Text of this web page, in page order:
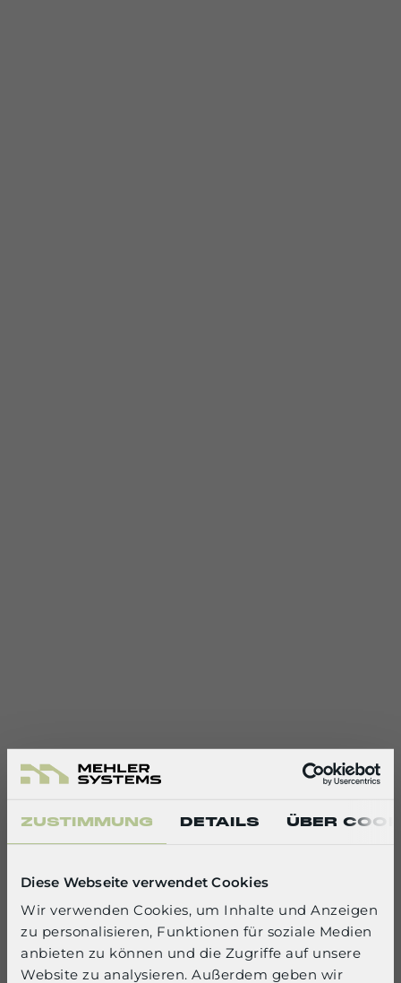
ZUSTIMMUNG DETAILS ÜBER
Diese Webseite verwendet Cookies
Wir verwenden Cookies, um Inhalte und Anzeigen
zu personalisieren, Funktionen für soziale Medien
anbieten zu können und die Zugriffe auf unsere
Website zu analysieren. Außerdem geben wir
SELECT YOUR LANGUAGE